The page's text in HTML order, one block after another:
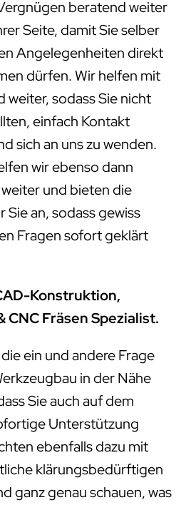
beratend weiter
Seite, damit Sie selber
Angelegenheiten direkt
dürfen. Wir helfen mit
weiter, sodass Sie nicht
einfach Kontakt
sich an uns zu wenden.
wir ebenso dann
und bieten die
Sie an, sodass gewiss
Fragen sofort geklärt
Konstruktion,
CNC Fräsen Spezialist.
ein und andere Frage
in der Nähe
Sie auch auf dem
Unterstützung
ebenfalls dazu mit
klärungsbedürftigen
ganz genau schauen, was